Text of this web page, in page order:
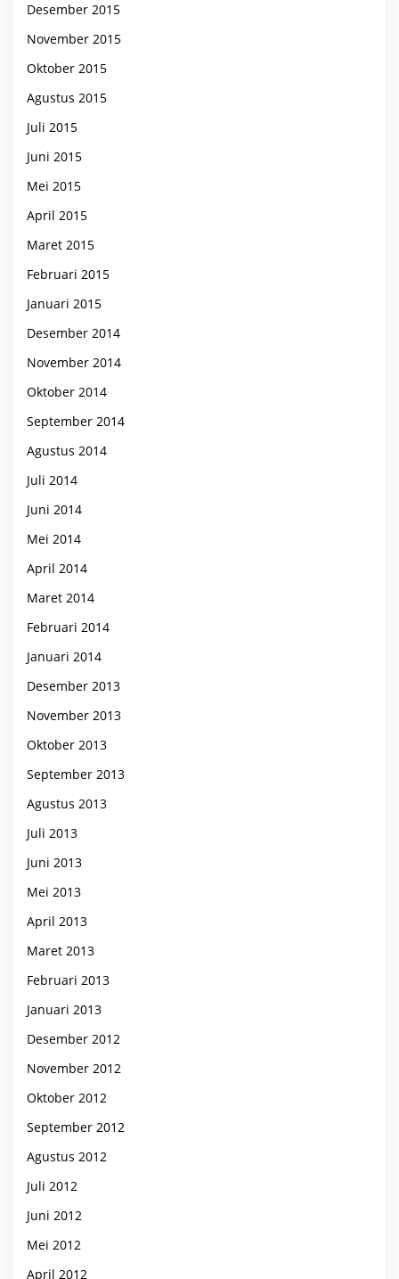
Desember 2015
November 2015
Oktober 2015
Agustus 2015
Juli 2015
Juni 2015
Mei 2015
April 2015
Maret 2015
Februari 2015
Januari 2015
Desember 2014
November 2014
Oktober 2014
September 2014
Agustus 2014
Juli 2014
Juni 2014
Mei 2014
April 2014
Maret 2014
Februari 2014
Januari 2014
Desember 2013
November 2013
Oktober 2013
September 2013
Agustus 2013
Juli 2013
Juni 2013
Mei 2013
April 2013
Maret 2013
Februari 2013
Januari 2013
Desember 2012
November 2012
Oktober 2012
September 2012
Agustus 2012
Juli 2012
Juni 2012
Mei 2012
April 2012